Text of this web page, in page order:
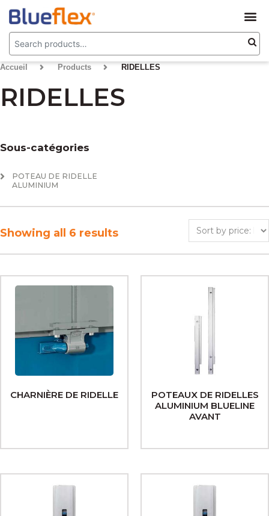
Accueil Products RIDELLES
RIDELLES
Sous-catégories
POTEAU DE RIDELLE
ALUMINIUM
Showing all 6 results
CHARNIÈRE DE RIDELLE
POTEAUX DE RIDELLES
ALUMINIUM BLUELINE
AVANT